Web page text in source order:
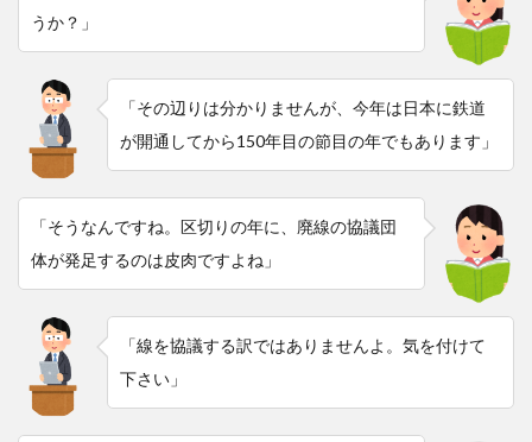
うか？」
「その辺りは分かりませんが、今年は日本に鉄道
が開通してから150年目の節目の年でもあります」
「そうなんですね。区切りの年に、廃線の協議団
体が発足するのは皮肉ですよね」
「線を協議する訳ではありませんよ。気を付けて
下さい」